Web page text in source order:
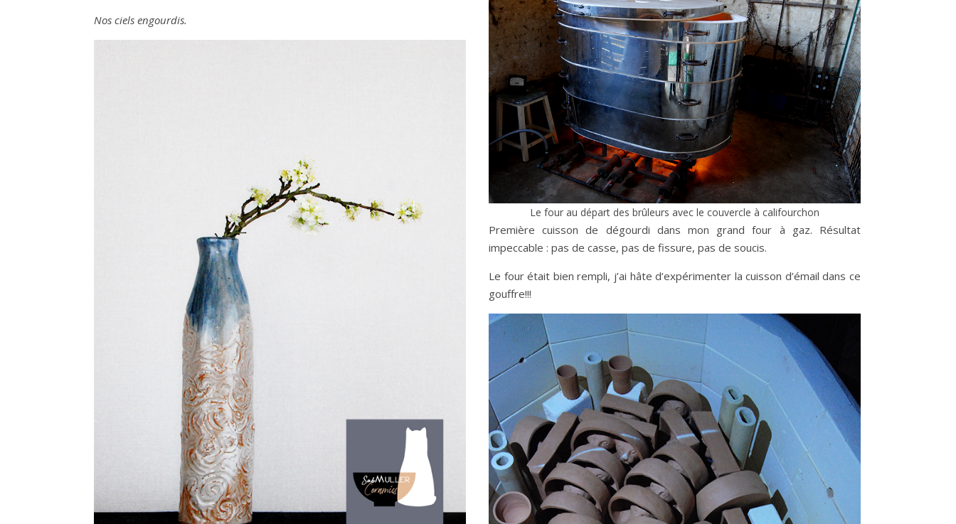
Nos ciels engourdis.
Le four au départ des brûleurs avec le couvercle à califourchon
Première cuisson de dégourdi dans mon grand four à gaz. Résultat
impeccable : pas de casse, pas de fissure, pas de soucis.
Le four était bien rempli, j’ai hâte d’expérimenter la cuisson d’émail dans ce
gouffre!!!